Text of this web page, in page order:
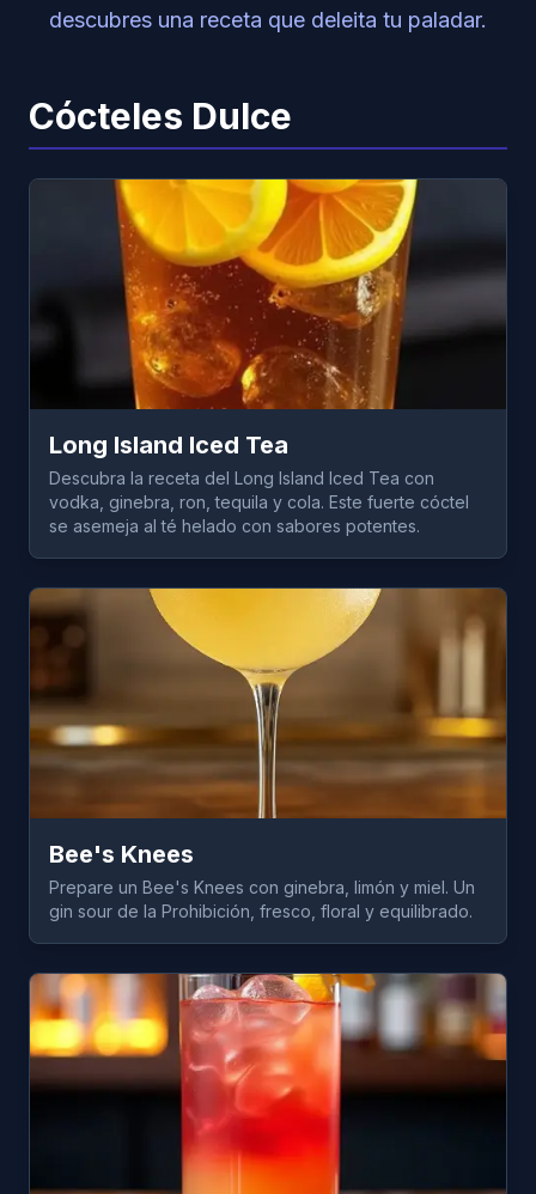
descubres una receta que deleita tu paladar.
Cócteles Dulce
Long Island Iced Tea
Descubra la receta del Long Island Iced Tea con
vodka, ginebra, ron, tequila y cola. Este fuerte cóctel
se asemeja al té helado con sabores potentes.
Bee's Knees
Prepare un Bee's Knees con ginebra, limón y miel. Un
gin sour de la Prohibición, fresco, floral y equilibrado.